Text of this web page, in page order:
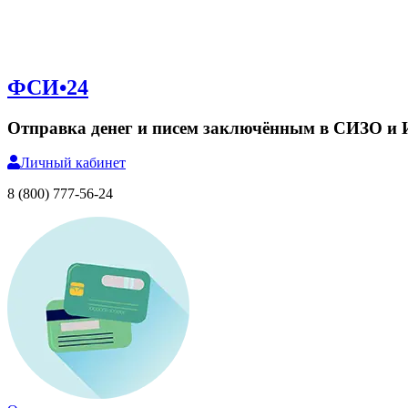
ФСИ•24
Отправка денег и писем заключённым в СИЗО и
Личный кабинет
8 (800) 777-56-24